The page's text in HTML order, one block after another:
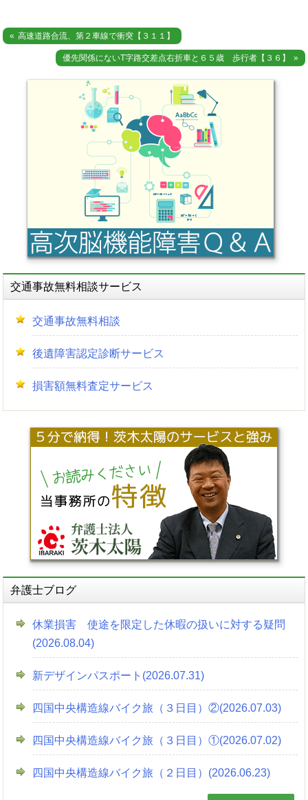
投 高速道路合流、第２車線で衝突【３１１】
優先関係にないT字路交差点右折車と６５歳 歩行者【３６】
交通事故無料相談サービス
交通事故無料相談
後遺障害認定診断サービス
損害額無料査定サービス
弁護士ブログ
休業損害 使途を限定した休暇の扱いに対する疑問
(2026.08.04)
新デザインパスポート(2026.07.31)
四国中央構造線バイク旅（３日目）②(2026.07.03)
四国中央構造線バイク旅（３日目）①(2026.07.02)
四国中央構造線バイク旅（２日目）(2026.06.23)